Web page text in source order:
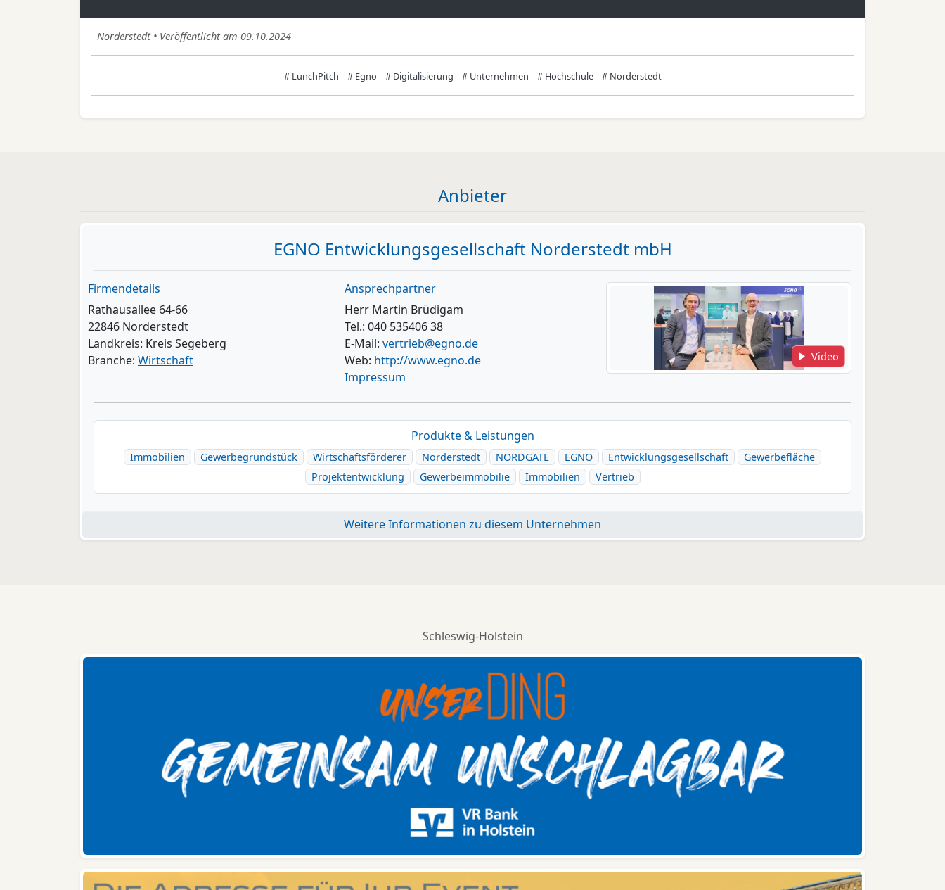
Norderstedt • Veröffentlicht am 09.10.2024
# LunchPitch # Egno # Digitalisierung # Unternehmen # Hochschule # Norderstedt
Anbieter
EGNO Entwicklungsgesellschaft Norderstedt mbH
Firmendetails
Rathausallee 64-66
22846 Norderstedt
Landkreis: Kreis Segeberg
Branche: Wirtschaft
Ansprechpartner
Herr Martin Brüdigam
Tel.: 040 535406 38
E-Mail: vertrieb@egno.de
Web: http://www.egno.de
Impressum
Video
Produkte & Leistungen
Immobilien Gewerbegrundstück Wirtschaftsförderer Norderstedt NORDGATE EGNO Entwicklungsgesellschaft
Gewerbefläche
Projektentwicklung
Gewerbeimmobilie Immobilien Vertrieb
Weitere Informationen zu diesem Unternehmen
Schleswig-Holstein